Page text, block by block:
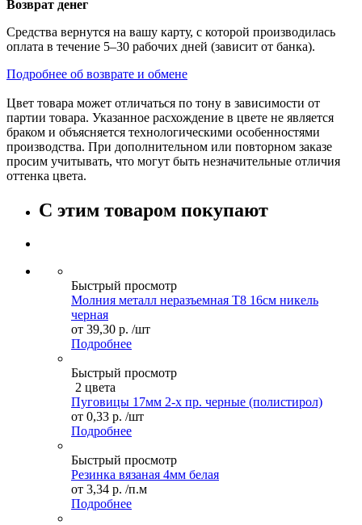
Возврат денег
Средства вернутся на вашу карту, с которой производилась
оплата в течение 5–30 рабочих дней (зависит от банка).
Подробнее об возврате и обмене
Цвет товара может отличаться по тону в зависимости от
партии товара. Указанное расхождение в цвете не является
браком и объясняется технологическими особенностями
производства. При дополнительном или повторном заказе
просим учитывать, что могут быть незначительные отличия
оттенка цвета.
С этим товаром покупают
Быстрый просмотр
Молния металл неразъемная Т8 16см никель
черная
от 39,30 р. /шт
Подробнее
Быстрый просмотр
2 цвета
Пуговицы 17мм 2-х пр. черные (полистирол)
от 0,33 р. /шт
Подробнее
Быстрый просмотр
Резинка вязаная 4мм белая
от 3,34 р. /п.м
Подробнее